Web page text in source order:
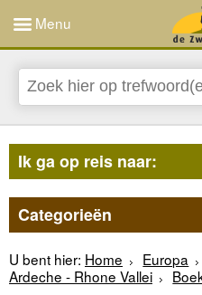
Menu
Ik ga op reis naar:
Categorieën
U bent hier: Home Europa
Ardeche - Rhone Vallei